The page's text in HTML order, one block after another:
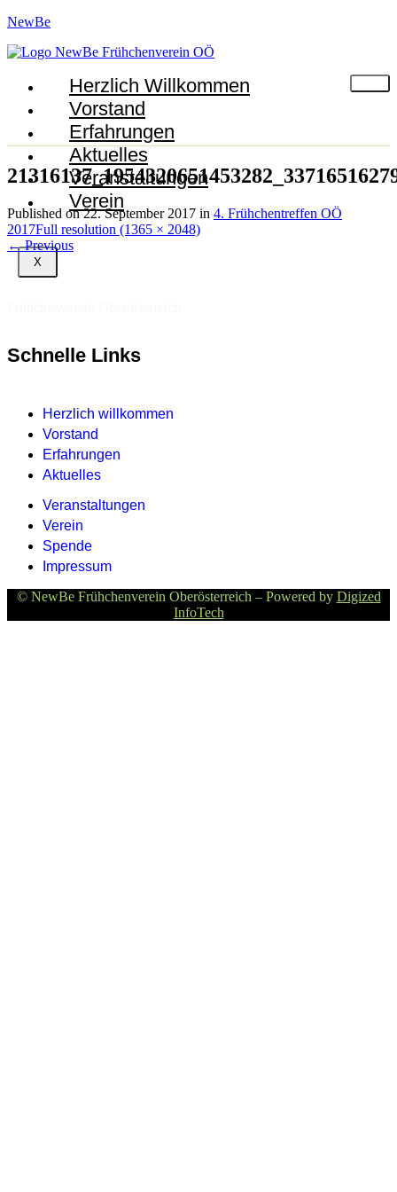
NewBe
Herzlich Willkommen
Vorstand
Erfahrungen
Aktuelles
Veranstaltungen
Verein
X
Published on22. September 2017 in 4. Frühchentreffen OÖ
2017Full resolution (1365 × 2048)
←Previous
Schnelle Links
Herzlich willkommen
Vorstand
Erfahrungen
Aktuelles
Veranstaltungen
Verein
Spende
Impressum
© NewBe Frühchenverein Oberösterreich – Powered by Digized
InfoTech